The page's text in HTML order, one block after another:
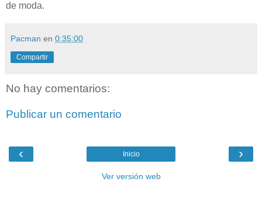
de moda.
Pacman en 0:35:00
Compartir
No hay comentarios:
Publicar un comentario
‹ ›
Inicio
Ver versión web